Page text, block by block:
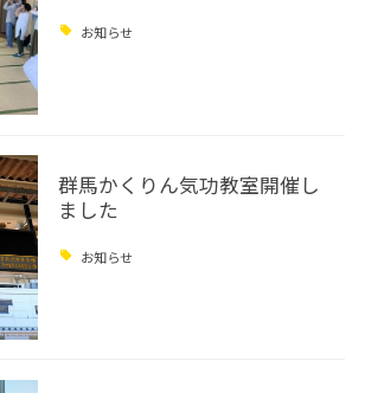
お知らせ
群馬かくりん気功教室開催し
ました
お知らせ